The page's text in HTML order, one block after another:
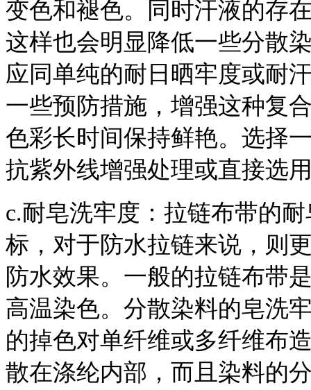
变色和褪色。同时汗液的存
这样也会明显降低一些分散
应同单纯的耐日晒牢度或耐
一些预防措施，增强这种复
色彩长时间保持鲜艳。选择
抗紫外线增强处理或直接选
c.耐皂洗牢度：拉链布带的
标，对于防水拉链来说，则
防水效果。一般的拉链布带
高温染色。分散染料的皂洗
的掉色对单纤维或多纤维布
散在涤纶内部，而且染料的